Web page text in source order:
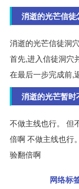
消逝的光芒信徒
消逝的光芒信徒洞
首先,进入信徒洞穴
在最后一步完成前,
消逝的光芒暂
不做主线也行。 但
倍啊 不做主线也行
验翻倍啊
网络标